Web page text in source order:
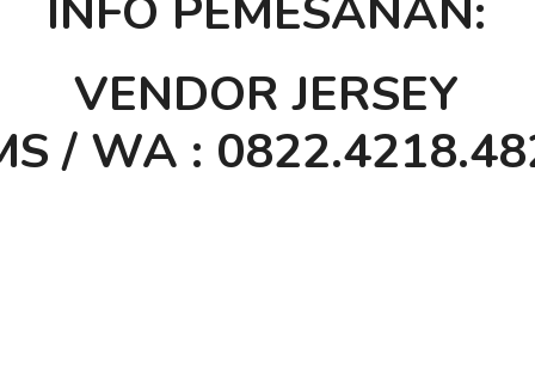
INFO PEMESANAN:
VENDOR JERSEY
/ WA :